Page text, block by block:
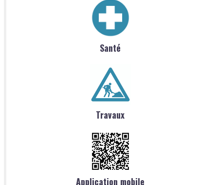
Santé
Travaux
Application mobile